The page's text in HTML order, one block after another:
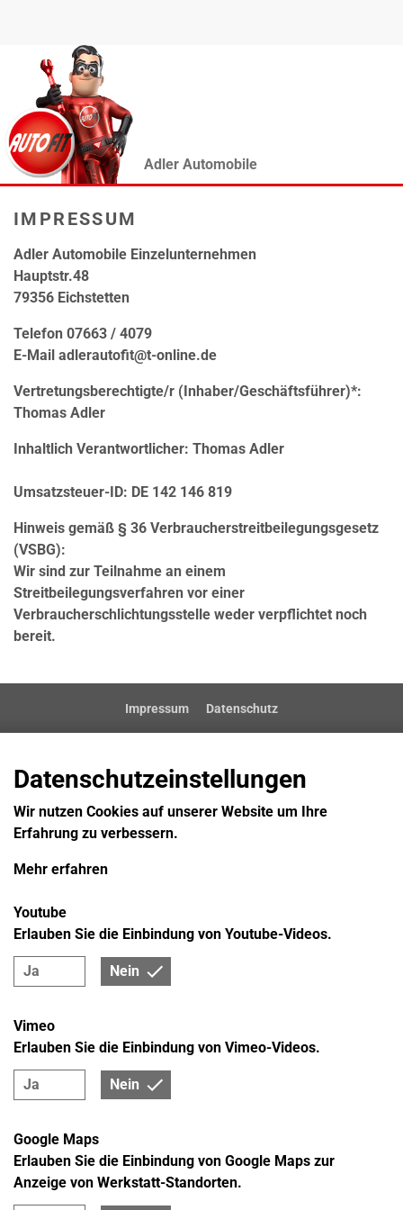
Adler Automobile
IMPRESSUM
Adler Automobile Einzelunternehmen
Hauptstr.48
79356 Eichstetten
Telefon 07663 / 4079
E-Mail adlerautofit@t-online.de
Vertretungsberechtigte/r (Inhaber/Geschäftsführer)*:
Thomas Adler
Inhaltlich Verantwortlicher: Thomas Adler
Umsatzsteuer-ID: DE 142 146 819
Hinweis gemäß § 36 Verbraucherstreitbeilegungsgesetz
(VSBG):
Wir sind zur Teilnahme an einem
Streitbeilegungsverfahren vor einer
Verbraucherschlichtungsstelle weder verpflichtet noch
bereit.
Impressum Datenschutz
Datenschutzeinstellungen
Wir nutzen Cookies auf unserer Website um Ihre
Erfahrung zu verbessern.
Mehr erfahren
Ja Nein
Youtube
Erlauben Sie die Einbindung von Youtube-Videos.
Ja Nein
Vimeo
Erlauben Sie die Einbindung von Vimeo-Videos.
Google Maps
Erlauben Sie die Einbindung von Google Maps zur
Anzeige von Werkstatt-Standorten.